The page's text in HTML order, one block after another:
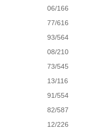
06/166
77/616
93/564
08/210
73/545
13/116
91/554
82/587
12/226